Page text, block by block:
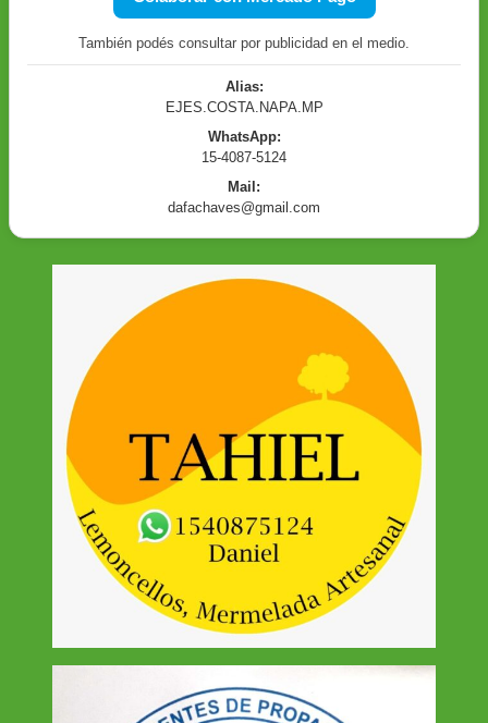
También podés consultar por publicidad en el medio.
Alias:
EJES.COSTA.NAPA.MP
WhatsApp:
15-4087-5124
Mail:
dafachaves@gmail.com